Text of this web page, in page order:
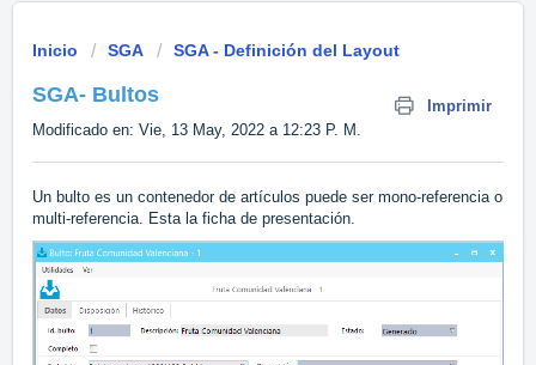
Inicio SGA SGA - Definición del Layout
SGA- Bultos
Imprimir
Modificado en: Vie, 13 May, 2022 a 12:23 P. M.
Un bulto es un contenedor de artículos puede ser mono-referencia o
multi-referencia. Esta la ficha de presentación.